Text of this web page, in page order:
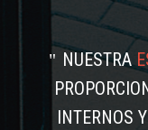
NUESTRA
INTERNOS